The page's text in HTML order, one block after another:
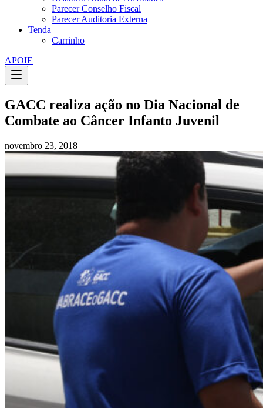
Parecer Conselho Fiscal
Parecer Auditoria Externa
Tenda
Carrinho
APOIE
GACC realiza ação no Dia Nacional de
Combate ao Câncer Infanto Juvenil
novembro 23, 2018